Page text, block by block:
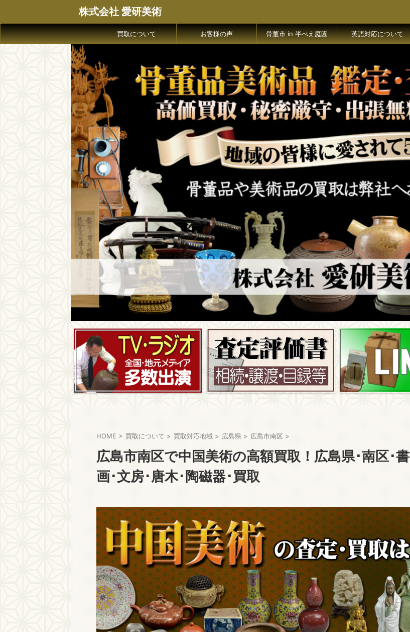
株式会社 愛研美術
買取について お客様の声 骨董市 in 半べえ庭園 英語対応について
HOME > 買取について > 買取対応地域 > 広島県 > 広島市南区 >
広島市南区で中国美術の高額買取！広島県･南区･書
画･文房･唐木･陶磁器･買取